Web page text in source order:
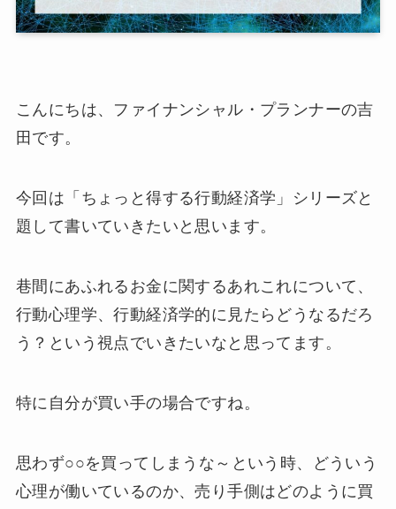
こんにちは、ファイナンシャル・プランナーの吉
田です。
今回は「ちょっと得する行動経済学」シリーズと
題して書いていきたいと思います。
巷間にあふれるお金に関するあれこれについて、
行動心理学、行動経済学的に見たらどうなるだろ
う？という視点でいきたいなと思ってます。
特に自分が買い手の場合ですね。
思わず○○を買ってしまうな～という時、どういう
心理が働いているのか、売り手側はどのように買